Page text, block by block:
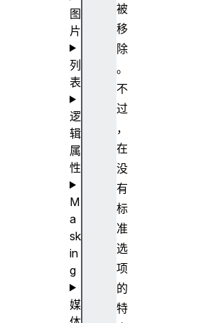
被
移
除
。
不
过
，
在
没
有
标
准
选
项
的
特
图
片
列
表
逻
辑
属
性
M
a
sk
in
g
媒